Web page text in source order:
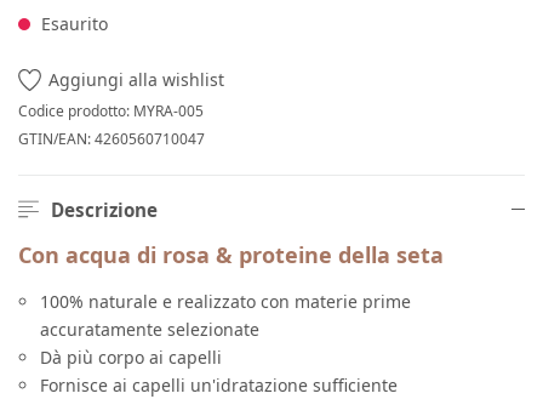
Esaurito
Aggiungi alla wishlist
Codice prodotto: MYRA-005
GTIN/EAN:4260560710047
Descrizione
Con acqua di rosa & proteine della seta
100% naturale e realizzato con materie prime
accuratamente selezionate
Dà più corpo ai capelli
Fornisce ai capelli un'idratazione sufficiente